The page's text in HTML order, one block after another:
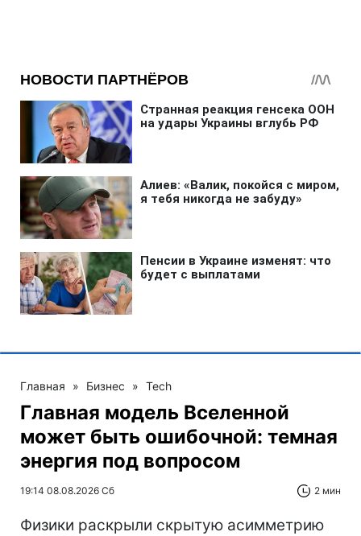
Главная » Бизнес » Tech
Главная модель Вселенной
может быть ошибочной: темная
энергия под вопросом
19:14 08.08.2026 Сб 2 мин
Физики раскрыли скрытую асимметрию